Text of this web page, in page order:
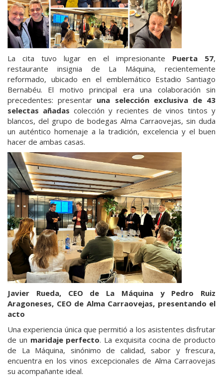
La cita tuvo lugar en el impresionante Puerta 57,
restaurante insignia de La Máquina, recientemente
reformado, ubicado en el emblemático Estadio Santiago
Bernabéu. El motivo principal era una colaboración sin
precedentes: presentar una selección exclusiva de 43
selectas añadas colección y recientes de vinos tintos y
blancos, del grupo de bodegas Alma Carraovejas, sin duda
un auténtico homenaje a la tradición, excelencia y el buen
hacer de ambas casas.
Javier Rueda, CEO de La Máquina y Pedro Ruiz
Aragoneses, CEO de Alma Carraovejas, presentando el
acto
Una experiencia única que permitió a los asistentes disfrutar
de un maridaje perfecto. La exquisita cocina de producto
de La Máquina, sinónimo de calidad, sabor y frescura,
encuentra en los vinos excepcionales de Alma Carraovejas
su acompañante ideal.